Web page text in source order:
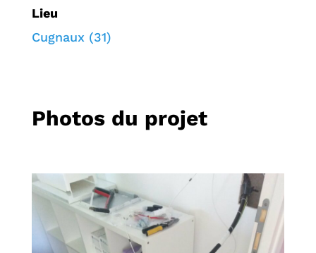
Lieu
Cugnaux (31)
Photos du projet